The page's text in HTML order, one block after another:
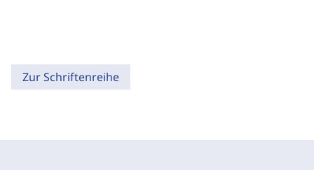
Zur Schriftenreihe